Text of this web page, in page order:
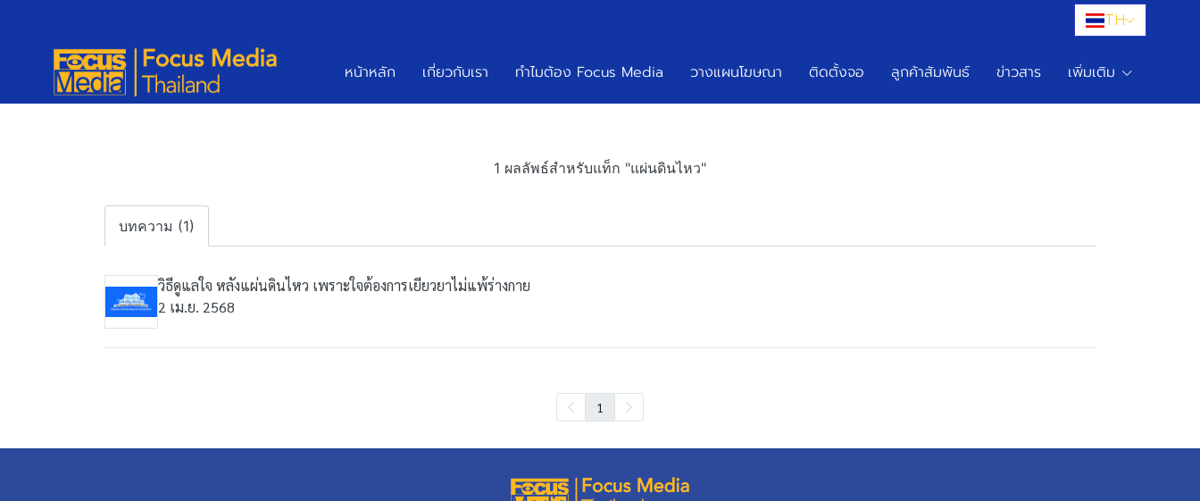
TH
หน้าหลัก เกี่ยวกับเรา ทำไมต้อง Focus Media วางแผนโฆษณา ติดตั้งจอ ลูกค้าสัมพันธ์ ข่าวสาร เพิ่มเติม
1 ผลลัพธ์สำหรับแท็ก "แผ่นดินไหว"
บทความ (1)
วิธีดูแลใจ หลังแผ่นดินไหว เพราะใจต้องการเยียวยาไม่แพ้ร่างกาย
2 เม.ย. 2568
1